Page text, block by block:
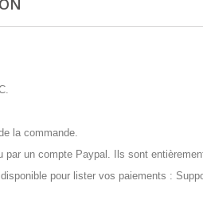
la commande.
par un compte Paypal. Ils sont
pour lister vos paiements :